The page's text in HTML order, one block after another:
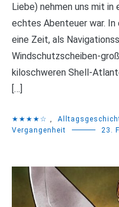
Liebe) nehmen uns mit in
echtes Abenteuer war. In
eine Zeit, als
Windschutzscheiben-
kiloschweren Shell-
[…]
★★★★☆ ,
Vergangenheit
23.